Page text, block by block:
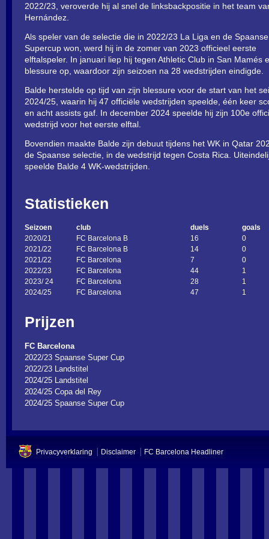
2022/23, veroverde hij al snel de linksbackpositie in het team
Hernández.
Als speler van de selectie die in 2022/23 La Liga en de Spaanse
Supercup won, werd hij in de zomer van 2023 officieel eerste
elftalspeler. In januari liep hij tegen Athletic Club in San Mamés
blessure op, waardoor zijn seizoen na 28 wedstrijden eindigde.
Balde herstelde op tijd van zijn blessure voor de start van het
2024/25, waarin hij 47 officiële wedstrijden speelde, één keer
en acht assists gaf. In december 2024 speelde hij zijn 100e
wedstrijd voor het eerste elftal.
Bovendien maakte Balde zijn debuut tijdens het WK in Qatar
de Spaanse selectie, in de wedstrijd tegen Costa Rica.
speelde Balde 4 WK-wedstrijden.
Statistieken
Seizoen club duels
goals
2020/21
FC Barcelona B 16
0
2021/22
FC Barcelona B 14
0
2021/22
FC Barcelona 7
0
2022/23
FC Barcelona 44
1
2023/ 24
FC Barcelona 28
1
2024/25
FC Barcelona 47 1
Prijzen
FC Barcelona
2022/23 Spaanse Super Cup
2022/23 Landstitel
2024/25 Landstitel
2024/25 Copa del Rey
2024/25 Spaanse Super Cup
Privacyverklaring Disclaimer FC Barcelona Headliner